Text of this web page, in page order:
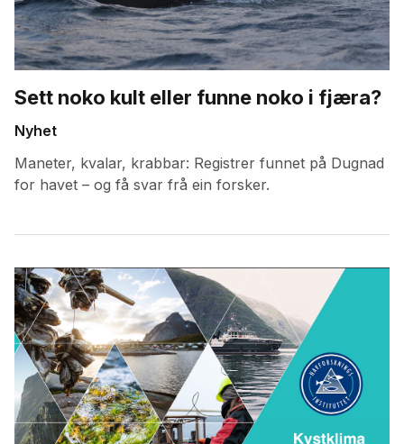
Sett noko kult eller funne noko i fjæra?
Nyhet
Maneter, kvalar, krabbar: Registrer funnet på Dugnad
for havet – og få svar frå ein forsker.